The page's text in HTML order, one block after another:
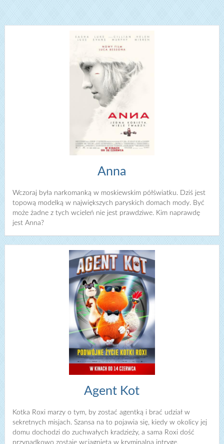
Anna
Wczoraj była narkomanką w moskiewskim półświatku. Dziś jest
topową modelką w największych paryskich domach mody. Być
może żadne z tych wcieleń nie jest prawdziwe. Kim naprawdę
jest Anna?
Agent Kot
Kotka Roxi marzy o tym, by zostać agentką i brać udział w
sekretnych misjach. Szansa na to pojawia się, kiedy w okolicy jej
domu dochodzi do zuchwałych kradzieży, a sama Roxi dość